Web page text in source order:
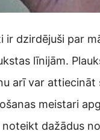
ir dzirdējuši par
līnijām.
arī var attiecināt
meistari
noteikt dažādus